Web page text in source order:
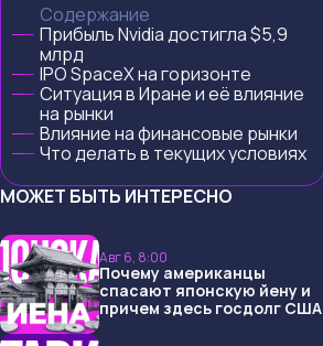
Содержание
Прибыль Nvidia достигла $5,9
млрд
IPO SpaceX на горизонте
Ситуация в Иране и её влияние
на рынки
Влияние на финансовые рынки
Что делать в текущих условиях
МОЖЕТ БЫТЬ ИНТЕРЕСНО
Авг 6, 8:00
Почему американцы
спасают японскую йену и
причем здесь госдолг США